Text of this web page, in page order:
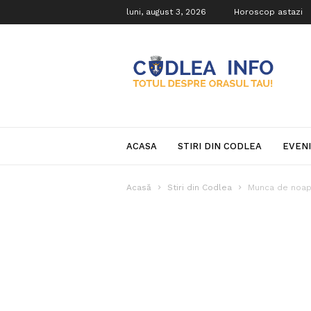
luni, august 3, 2026 Horoscop astazi
Info
ACASA STIRI DIN CODLEA
Acasă Stiri din Codlea Munca de